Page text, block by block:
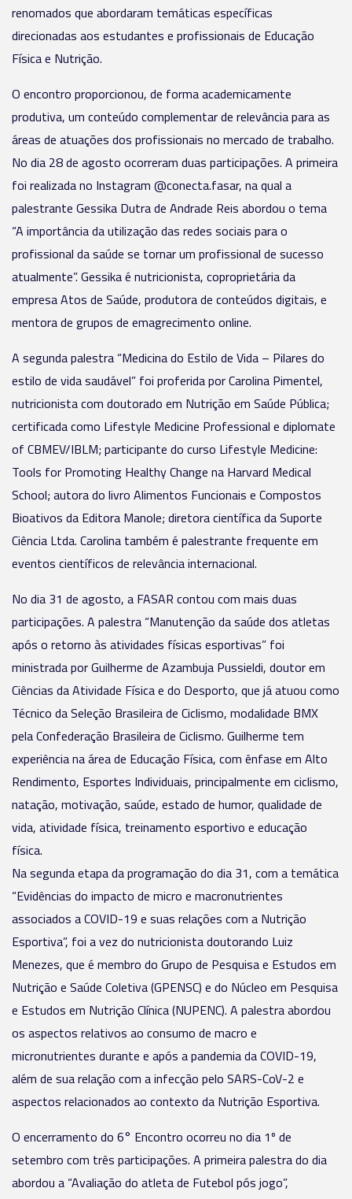
renomados que abordaram temáticas específicas
direcionadas aos estudantes e profissionais de Educação
Física e Nutrição.
O encontro proporcionou, de forma academicamente
produtiva, um conteúdo complementar de relevância para as
áreas de atuações dos profissionais no mercado de trabalho.
No dia 28 de agosto ocorreram duas participações. A primeira
foi realizada no Instagram @conecta.fasar, na qual a
palestrante Gessika Dutra de Andrade Reis abordou o tema
“A importância da utilização das redes sociais para o
profissional da saúde se tornar um profissional de sucesso
atualmente”. Gessika é nutricionista, coproprietária da
empresa Atos de Saúde, produtora de conteúdos digitais, e
mentora de grupos de emagrecimento online.
A segunda palestra “Medicina do Estilo de Vida – Pilares do
estilo de vida saudável” foi proferida por Carolina Pimentel,
nutricionista com doutorado em Nutrição em Saúde Pública;
certificada como Lifestyle Medicine Professional e diplomate
of CBMEV/IBLM; participante do curso Lifestyle Medicine:
Tools for Promoting Healthy Change na Harvard Medical
School; autora do livro Alimentos Funcionais e Compostos
Bioativos da Editora Manole; diretora científica da Suporte
Ciência Ltda. Carolina também é palestrante frequente em
eventos científicos de relevância internacional.
No dia 31 de agosto, a FASAR contou com mais duas
participações. A palestra “Manutenção da saúde dos atletas
após o retorno às atividades físicas esportivas” foi
ministrada por Guilherme de Azambuja Pussieldi, doutor em
Ciências da Atividade Física e do Desporto, que já atuou como
Técnico da Seleção Brasileira de Ciclismo, modalidade BMX
pela Confederação Brasileira de Ciclismo. Guilherme tem
experiência na área de Educação Física, com ênfase em Alto
Rendimento, Esportes Individuais, principalmente em ciclismo,
natação, motivação, saúde, estado de humor, qualidade de
vida, atividade física, treinamento esportivo e educação
física.
Na segunda etapa da programação do dia 31, com a temática
“Evidências do impacto de micro e macronutrientes
associados a COVID-19 e suas relações com a Nutrição
Esportiva”, foi a vez do nutricionista doutorando Luiz
Menezes, que é membro do Grupo de Pesquisa e Estudos em
Nutrição e Saúde Coletiva (GPENSC) e do Núcleo em Pesquisa
e Estudos em Nutrição Clínica (NUPENC). A palestra abordou
os aspectos relativos ao consumo de macro e
micronutrientes durante e após a pandemia da COVID-19,
além de sua relação com a infecção pelo SARS-CoV-2 e
aspectos relacionados ao contexto da Nutrição Esportiva.
O encerramento do 6° Encontro ocorreu no dia 1º de
setembro com três participações. A primeira palestra do dia
abordou a “Avaliação do atleta de Futebol pós jogo”,